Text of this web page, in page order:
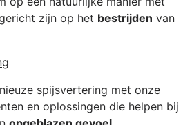
zijn op het bestrijden van
spijsvertering met onze
en oplossingen die helpen bij